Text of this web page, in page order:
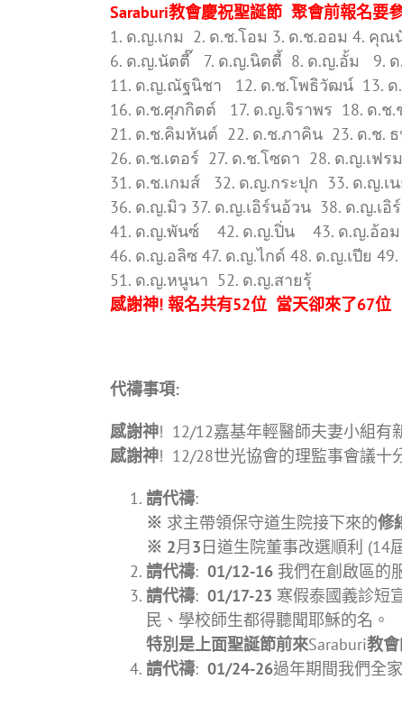
Saraburi教會慶祝聖誕節 聚會前報名要
1. ด.ญ.เกม 2. ด.ช.โอม 3. ด.ช.ออม 4. คุ
6. ด.ญ.นัตตี๊ 7. ด.ญ.นิตตี้ 8. ด.ญ.อั้ม 9. ด
11. ด.ญ.ณัฐนิชา 12. ด.ช.โพธิวัฒน์ 13.
16. ด.ช.ศุภกิตต์ 17. ด.ญ.จิราพร 18. ด.
21. ด.ช.คิมหันต์ 22. ด.ช.ภาคิน 23. ด.ช.
26. ด.ช.เตอร์ 27. ด.ช.โซดา 28. ด.ญ.เฟ
31. ด.ช.เกมส์ 32. ด.ญ.กระปุก 33. ด.ญ.เ
36. ด.ญ.มิว 37. ด.ญ.เอิร์นอ้วน 38. ด.ญ.
41. ด.ญ.พันซ์ 42. ด.ญ.ปิ่น 43. ด.ญ.อ้อม
46. ด.ญ.อลิซ 47. ด.ญ.ไกด์ 48. ด.ญ.เปีย
51. ด.ญ.หนูนา 52. ด.ญ.สายรุ้
感謝神! 報名共有52位 當天卻來了67位
代禱事項:
感謝神! 12/12嘉基年輕醫師夫妻小組有
感謝神! 12/28世光協會的理監事會
請代禱:
※ 求主帶領保守道生院接下來的修
※ 2月 3日道生院董事改選順利 (14
請代禱: 01/12-16 我們在創啟區的
請代禱: 01/17-23 寒假泰國義診短
民、學校師生都得聽聞耶穌的名。
特別是上面聖誕節前來Saraburi教
請代禱: 01/24-26過年期間我